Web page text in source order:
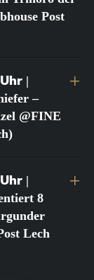
Post
|
–
@FINE
|
8
Lech